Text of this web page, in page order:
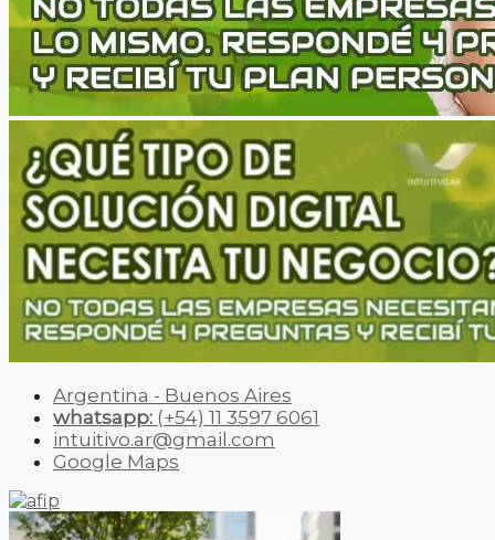
Argentina - Buenos Aires
whatsapp: (+54) 11 3597 6061
intuitivo.ar@gmail.com
Google Maps